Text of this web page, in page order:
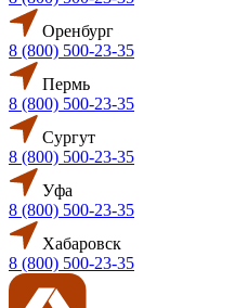
Оренбург
8 (800) 500-23-35
Пермь
8 (800) 500-23-35
Сургут
8 (800) 500-23-35
Уфа
8 (800) 500-23-35
Хабаровск
8 (800) 500-23-35